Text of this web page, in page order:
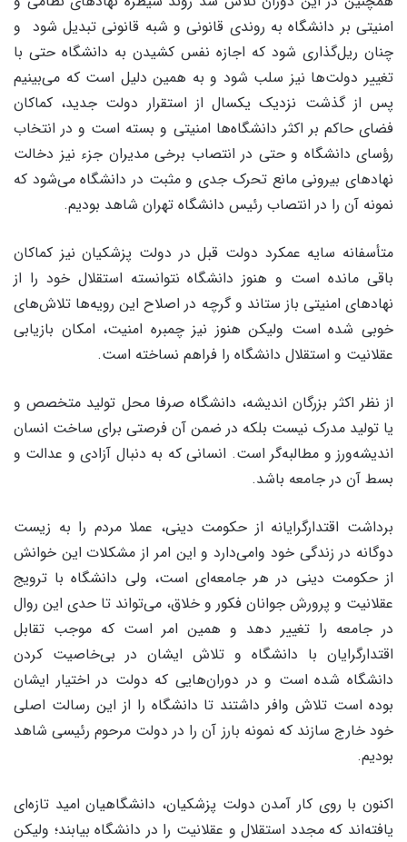
امنیتی بر دانشگاه به روندی قانونی و شبه قانونی تبدیل شود و
چنان ریل‌گذاری شود که اجازه نفس کشیدن به دانشگاه حتی با
تغییر دولت‌ها نیز سلب شود و به همین دلیل است که می‌بینیم
پس از گذشت نزدیک یکسال از استقرار دولت جدید، کماکان
فضای حاکم بر اکثر دانشگاه‌ها امنیتی و بسته است و در انتخاب
رؤسای دانشگاه و حتی در انتصاب برخی مدیران جزء نیز دخالت
نهادهای بیرونی مانع تحرک جدی و مثبت در دانشگاه می‌شود که
نمونه آن را در انتصاب رئیس دانشگاه تهران شاهد بودیم.
متأسفانه سایه عمکرد دولت قبل در دولت پزشکیان نیز کماکان
باقی مانده است و هنوز دانشگاه نتوانسته استقلال خود را از
نهادهای امنیتی باز ستاند و گرچه در اصلاح این رویه‌ها تلاش‌های
خوبی شده است ولیکن هنوز نیز چمبره امنیت، امکان بازیابی
عقلانیت و استقلال دانشگاه را فراهم نساخته است.
از نظر اکثر بزرگان اندیشه، دانشگاه صرفا محل تولید متخصص و
یا تولید مدرک نیست بلکه در ضمن آن فرصتی برای ساخت انسان
اندیشه‌ورز و مطالبه‌گر است. انسانی که به دنبال آزادی و عدالت و
بسط آن در جامعه باشد.
برداشت اقتدارگرایانه از حکومت دینی، عملا مردم را به زیست
دوگانه در زندگی خود وامی‌دارد و این امر از مشکلات این خوانش
از حکومت دینی در هر جامعه‌ای است، ولی دانشگاه با ترویج
عقلانیت و پرورش جوانان فکور و خلاق، می‌تواند تا حدی این روال
در جامعه را تغییر دهد و همین امر است که موجب تقابل
اقتدارگرایان با دانشگاه و تلاش ایشان در بی‌خاصیت کردن
دانشگاه شده است و در دوران‌هایی که دولت در اختیار ایشان
بوده است تلاش وافر داشتند تا دانشگاه را از این رسالت اصلی
خود خارج سازند که نمونه بارز آن را در دولت مرحوم رئیسی شاهد
بودیم.
اکنون با روی کار آمدن دولت پزشکیان، دانشگاهیان امید تازه‌ای
یافته‌اند که مجدد استقلال و عقلانیت را در دانشگاه بیابند؛ ولیکن